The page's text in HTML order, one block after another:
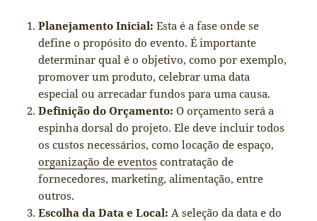
Planejamento Inicial: Esta é a fase onde se
define o propósito do evento. É importante
determinar qual é o objetivo, como por exemplo,
promover um produto, celebrar uma data
especial ou arrecadar fundos para uma causa.
Definição do Orçamento: O orçamento será a
espinha dorsal do projeto. Ele deve incluir todos
os custos necessários, como locação de espaço,
organização de eventos contratação de
fornecedores, marketing, alimentação, entre
outros.
Escolha da Data e Local: A seleção da data e do